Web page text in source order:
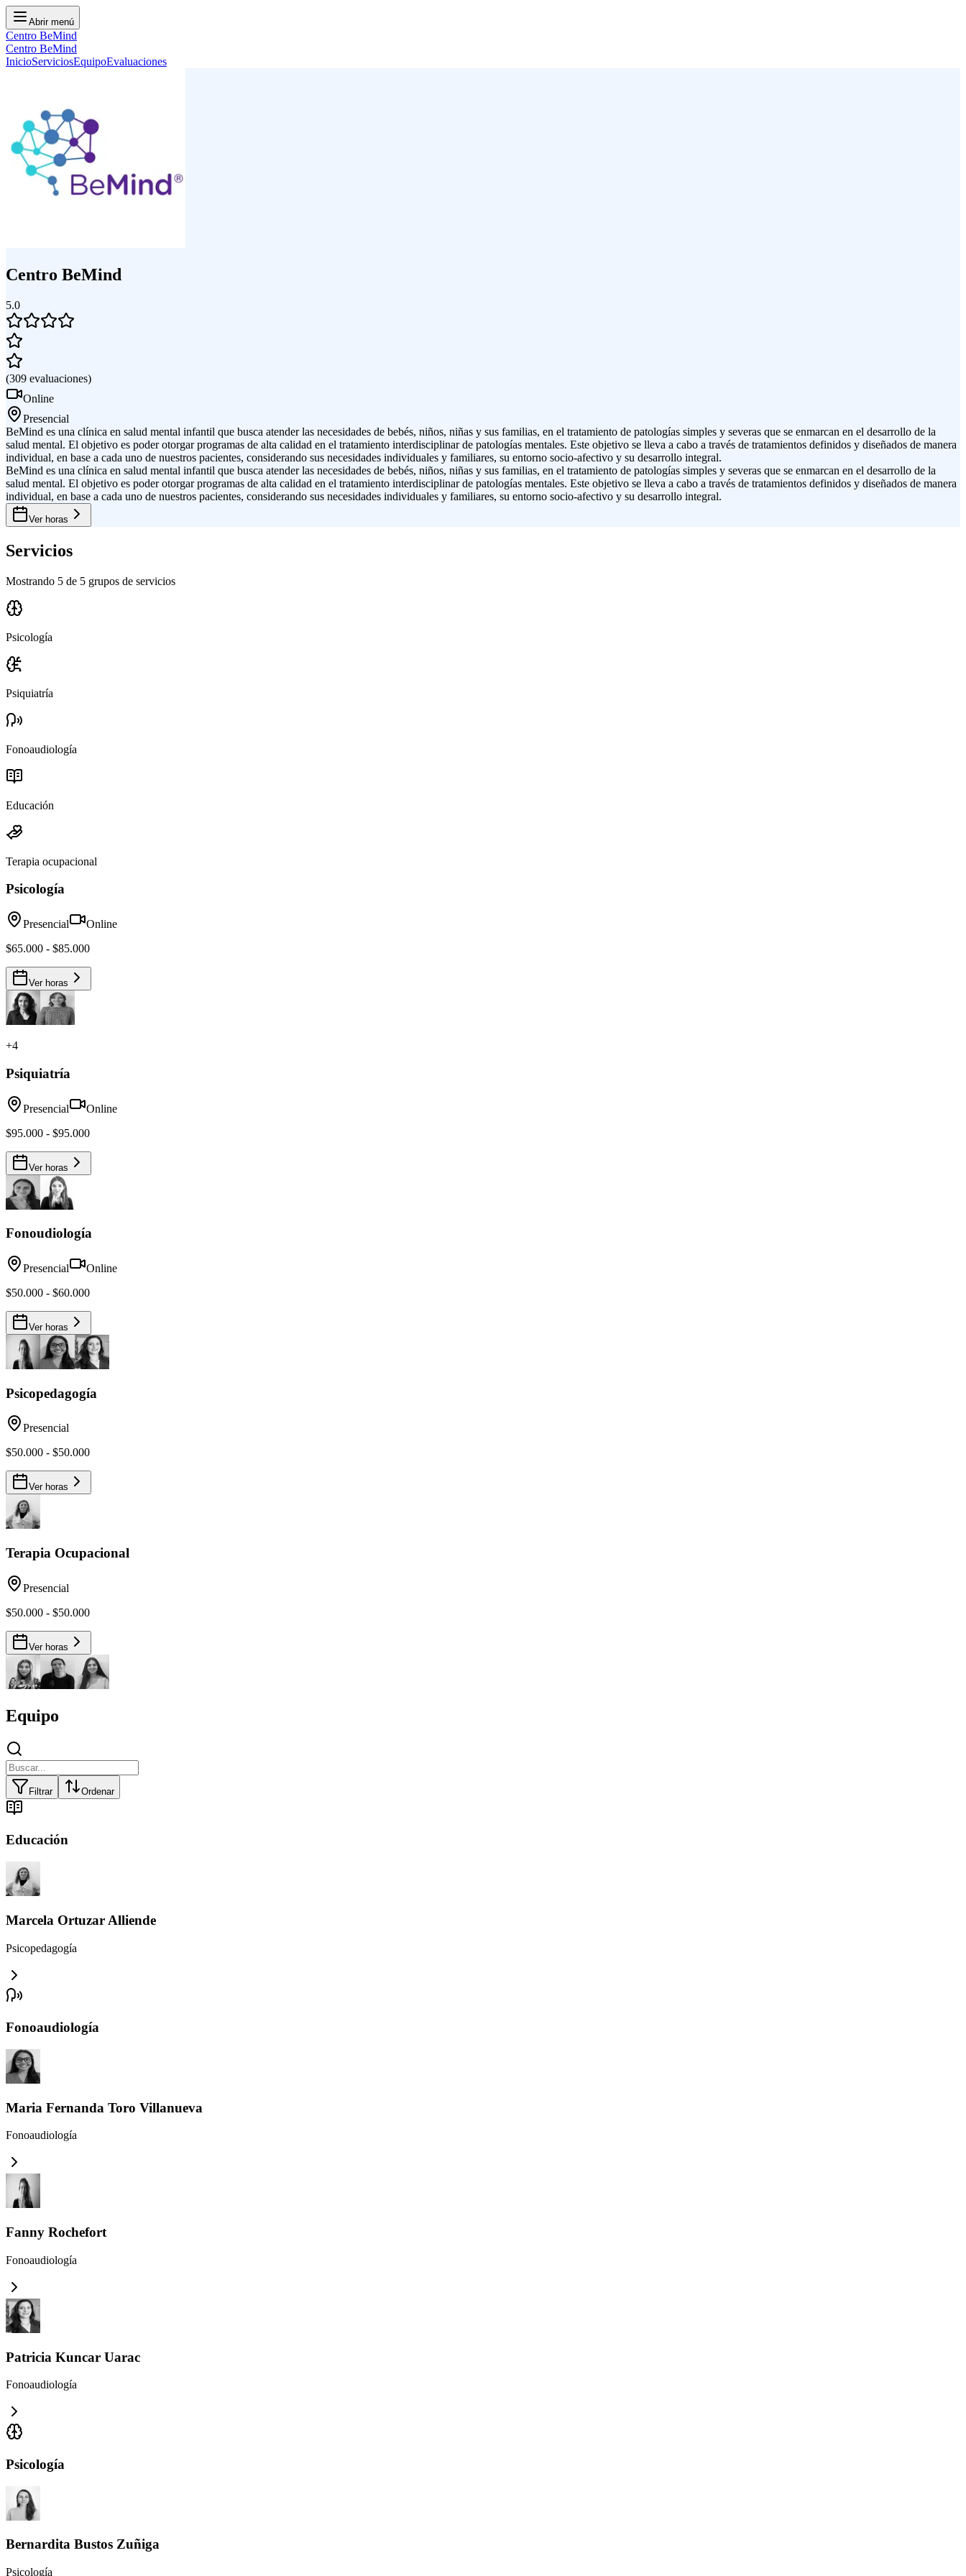
Abrir menú
Centro BeMind
Centro BeMind
InicioServiciosEquipoEvaluaciones
Centro BeMind
5.0
(309 evaluaciones)
Online
Presencial
BeMind es una clínica en salud mental infantil que busca atender las necesidades de bebés, niños, niñas y sus familias, en el tratamiento de patologías simples y severas que se enmarcan en el desarrollo de la
salud mental. El objetivo es poder otorgar programas de alta calidad en el tratamiento interdisciplinar de patologías mentales. Este objetivo se lleva a cabo a través de tratamientos definidos y diseñados de manera
individual, en base a cada uno de nuestros pacientes, considerando sus necesidades individuales y familiares, su entorno socio-afectivo y su desarrollo integral.
BeMind es una clínica en salud mental infantil que busca atender las necesidades de bebés, niños, niñas y sus familias, en el tratamiento de patologías simples y severas que se enmarcan en el desarrollo de la
salud mental. El objetivo es poder otorgar programas de alta calidad en el tratamiento interdisciplinar de patologías mentales. Este objetivo se lleva a cabo a través de tratamientos definidos y diseñados de manera
individual, en base a cada uno de nuestros pacientes, considerando sus necesidades individuales y familiares, su entorno socio-afectivo y su desarrollo integral.
Ver horas
Servicios
Mostrando 5 de 5 grupos de servicios
Psicología
Psiquiatría
Fonoaudiología
Educación
Terapia ocupacional
Psicología
Presencial
Online
$65.000 - $85.000
Ver horas
+4
Psiquiatría
Presencial
Online
$95.000 - $95.000
Ver horas
Fonoudiología
Presencial
Online
$50.000 - $60.000
Ver horas
Psicopedagogía
Presencial
$50.000 - $50.000
Ver horas
Terapia Ocupacional
Presencial
$50.000 - $50.000
Ver horas
Equipo
Filtrar Ordenar
Educación
Marcela Ortuzar Alliende
Psicopedagogía
Fonoaudiología
Maria Fernanda Toro Villanueva
Fonoaudiología
Fanny Rochefort
Fonoaudiología
Patricia Kuncar Uarac
Fonoaudiología
Psicología
Bernardita Bustos Zuñiga
Psicología